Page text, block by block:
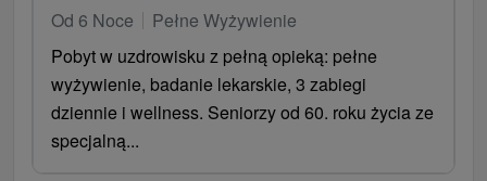
Od 6 Noce
Pełne Wyżywienie
Pobyt w uzdrowisku z pełną opieką: pełne
wyżywienie, badanie lekarskie, 3 zabiegi
dziennie i wellness. Seniorzy od 60. roku życia ze
specjalną...